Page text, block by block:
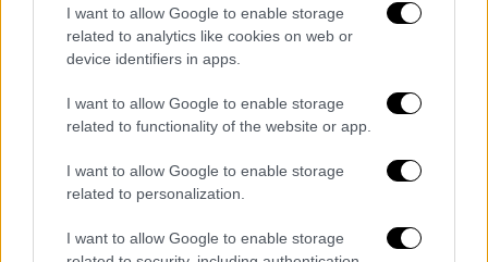
I want to allow Google to enable storage
related to analytics like cookies on web or
device identifiers in apps.
I want to allow Google to enable storage
related to functionality of the website or app.
I want to allow Google to enable storage
related to personalization.
I want to allow Google to enable storage
Τα κριτήρια κατάταξης περιλαμβάνουν
χρονικό διάστημα συνεχόμενης
εγγεγραμμένης ανεργίας, ετήσιο φορολογικό
εισόδημα, ατομικό ή οικογενειακό, ηλικία,
ΑμεΑ.
το σύστημα επιλογής βασίζεται στη